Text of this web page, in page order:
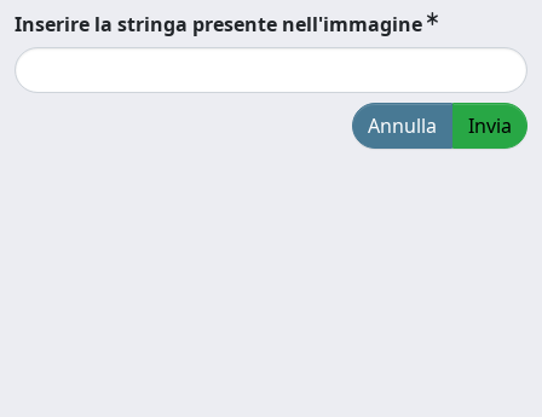
Inserire la stringa presente nell'immagine
Annulla Invia